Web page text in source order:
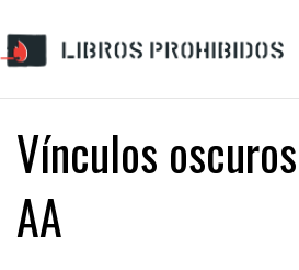
Vínculos
AA